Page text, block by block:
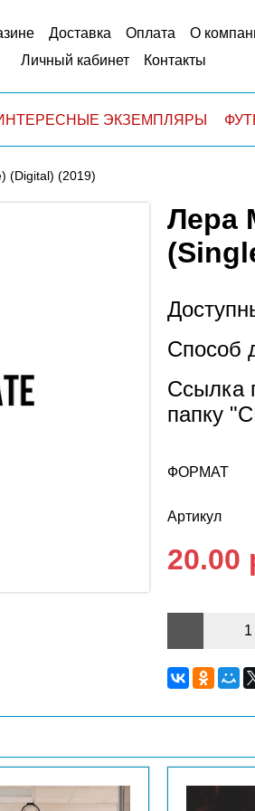
Доставка Оплата
О
Личный кабинет
Контакты
ЭКЗЕМПЛЯРЫ
(Digital) (2019)
Лера
Способ
Ссылка
папку
ФОРМАТ
Артикул
20.00